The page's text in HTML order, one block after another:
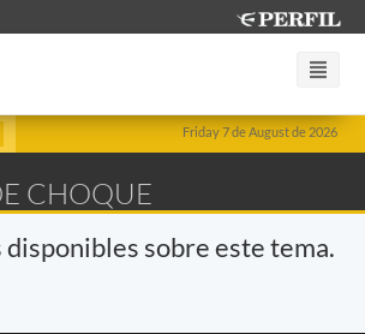
Friday 7 de August de 2026
CHOQUE
disponibles sobre este tema.